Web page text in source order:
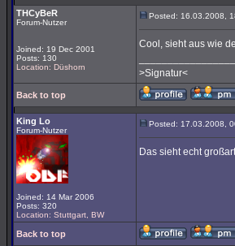
THCyBeR
Forum-Nutzer
Joined: 19 Dec 2001
Posts: 130
Location: Düshorn
Posted: 16.03.2008,
Cool, sieht aus wie
>Signatur<
Back to top
King Lo
Forum-Nutzer
Joined: 14 Mar 2006
Posts: 320
Location: Stuttgart, BW
Posted: 17.03.2008,
Das sieht echt
Back to top